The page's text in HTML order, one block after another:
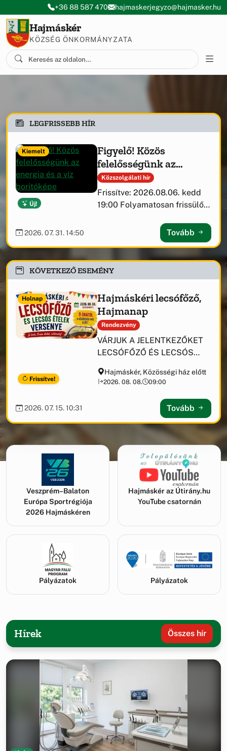
Ugrás a menüre
Ugrás a tartalomra
+36 88 587 470 hajmaskerjegyzo@hajmasker.hu
Hajmáskér
KÖZSÉG ÖNKORMÁNYZATA
LEGFRISSEBB HÍR
Kiemelt
Új!
Figyelő! Közös
felelősségünk az
energia és a víz
Közszolgálati hír
Frissítve: 2026.08.06. kedd
19:00 Folyamatosan frissülő
2026. 07. 31. 14:50 Tovább
KÖVETKEZŐ ESEMÉNY
Holnap
Frissítve!
Hajmáskéri lecsófőző,
Hajmanap
Rendezvény
VÁRJUK A JELENTKEZŐKET
LECSÓFŐZŐ ÉS LECSÓS
Hajmáskér, Közösségi ház előtt
2026. 08. 08. 09:00
2026. 07. 15. 10:31 Tovább
Támogatási információk
Veszprém–Balaton
Európa Sportrégiója
2026 Hajmáskéren
Hajmáskér az Útirány.hu
YouTube csatornán
Pályázatok Pályázatok
Hírek Összes hír